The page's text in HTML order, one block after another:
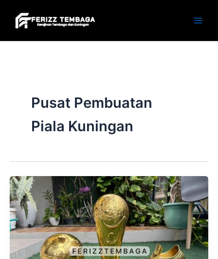
content
Pusat Pembuatan
Piala Kuningan